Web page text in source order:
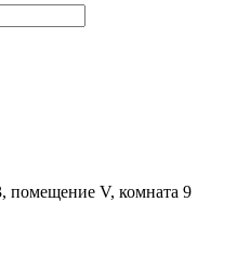
помещение V, комната 9